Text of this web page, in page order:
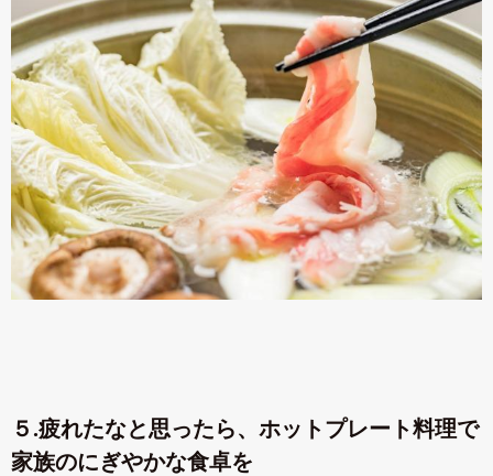
５.疲れたなと思ったら、ホットプレート料理で
家族のにぎやかな食卓を